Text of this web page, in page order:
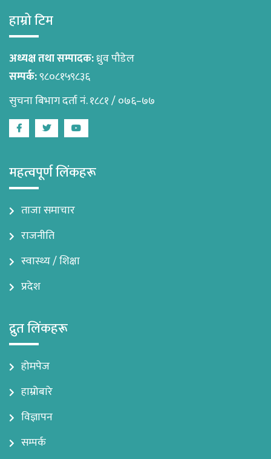
हाम्रो टिम
अध्यक्ष तथा सम्पादक:ध्रुव पौडेल
सम्पर्क:९८०८१५९८३६
सुचना बिभाग दर्ता नं. १८८१ / ०७६–७७
FacebookTwitterYoutube
महत्वपूर्ण लिंकहरू
ताजा समाचार
राजनीति
स्वास्थ्य / शिक्षा
प्रदेश
द्रुत लिंकहरू
होमपेज
हाम्रोबारे
विज्ञापन
सम्पर्क